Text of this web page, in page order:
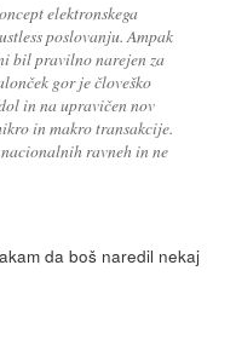
elektronskega
poslovanju. Ampak
bil pravilno narejen za
gor je človeško
in na upravičen nov
in makro transakcije.
ravneh in ne
da boš naredil nekaj